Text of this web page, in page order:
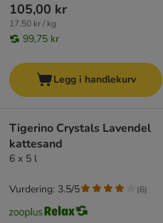
105,00 kr
17,50 kr / kg
99,75 kr
Legg i handlekurv
Tigerino Crystals Lavendel
kattesand
6 x 5 l
Vurdering: 3.5/5 (6)